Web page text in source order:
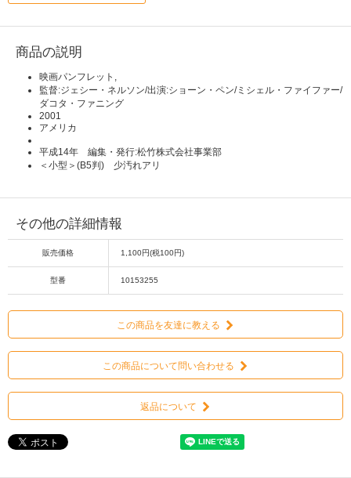
商品の説明
映画パンフレット,
監督:ジェシー・ネルソン/出演:ショーン・ペン/ミシェル・ファイファー/
ダコタ・ファニング
2001
アメリカ
平成14年 編集・発行:松竹株式会社事業部
＜小型＞(B5判) 少汚れアリ
その他の詳細情報
販売価格 1,100円(税100円)
型番 10153255
この商品を友達に教える
この商品について問い合わせる
返品について